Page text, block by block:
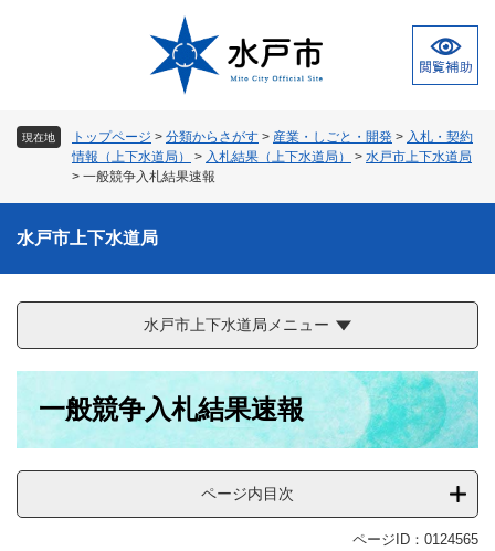
現在地 トップページ > 分類からさがす > 産業・しごと・開発 > 入札・契約
情報（上下水道局）
> 入札結果（上下水道局） > 水戸市上下水道局
> 一般競争入札結果速報
水戸市上下水道局
水戸市上下水道局メニュー
一般競争入札結果速報
ページ内目次
ページID：0124565